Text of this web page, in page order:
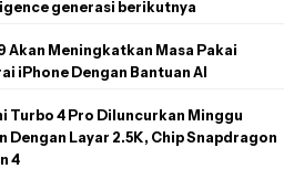
generasi berikutnya
Akan Meningkatkan Masa Pakai
iPhone Dengan Bantuan AI
Turbo 4 Pro Diluncurkan Minggu
Dengan Layar 2.5K, Chip Snapdragon
4